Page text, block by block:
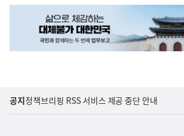
공지정책브리핑 RSS 서비스 제공 중단 안내